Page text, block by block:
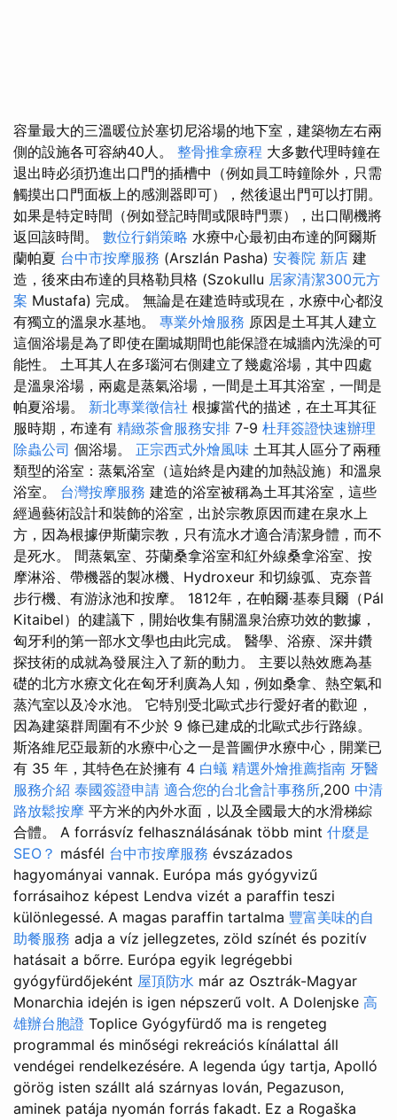
容量最大的三溫暖位於塞切尼浴場的地下室，建築物左右兩
側的設施各可容納40人。 整骨推拿療程 大多數代理時鐘在
退出時必須扔進出口門的插槽中（例如員工時鐘除外，只需
觸摸出口門面板上的感測器即可），然後退出門可以打開。
如果是特定時間（例如登記時間或限時門票），出口閘機將
返回該時間。 數位行銷策略 水療中心最初由布達的阿爾斯
蘭帕夏 台中市按摩服務 (Arszlán Pasha) 安養院 新店 建
造，後來由布達的貝格勒貝格 (Szokullu 居家清潔300元方
案 Mustafa) 完成。 無論是在建造時或現在，水療中心都沒
有獨立的溫泉水基地。 專業外燴服務 原因是土耳其人建立
這個浴場是為了即使在圍城期間也能保證在城牆內洗澡的可
能性。 土耳其人在多瑙河右側建立了幾處浴場，其中四處
是溫泉浴場，兩處是蒸氣浴場，一間是土耳其浴室，一間是
帕夏浴場。 新北專業徵信社 根據當代的描述，在土耳其征
服時期，布達有 精緻茶會服務安排 7-9 杜拜簽證快速辦理
除蟲公司 個浴場。 正宗西式外燴風味 土耳其人區分了兩種
類型的浴室：蒸氣浴室（這始終是內建的加熱設施）和溫泉
浴室。 台灣按摩服務 建造的浴室被稱為土耳其浴室，這些
經過藝術設計和裝飾的浴室，出於宗教原因而建在泉水上
方，因為根據伊斯蘭宗教，只有流水才適合清潔身體，而不
是死水。 間蒸氣室、芬蘭桑拿浴室和紅外線桑拿浴室、按
摩淋浴、帶機器的製冰機、Hydroxeur 和切線弧、克奈普
步行機、有游泳池和按摩。 1812年，在帕爾·基泰貝爾（Pál
Kitaibel）的建議下，開始收集有關溫泉治療功效的數據，
匈牙利的第一部水文學也由此完成。 醫學、浴療、深井鑽
探技術的成就為發展注入了新的動力。 主要以熱效應為基
礎的北方水療文化在匈牙利廣為人知，例如桑拿、熱空氣和
蒸汽室以及冷水池。 它特別受北歐式步行愛好者的歡迎，
因為建築群周圍有不少於 9 條已建成的北歐式步行路線。
斯洛維尼亞最新的水療中心之一是普圖伊水療中心，開業已
有 35 年，其特色在於擁有 4 白蟻 精選外燴推薦指南 牙醫
服務介紹 泰國簽證申請 適合您的台北會計事務所,200 中清
路放鬆按摩 平方米的內外水面，以及全國最大的水滑梯綜
合體。 A forrásvíz felhasználásának több mint 什麼是
SEO？ másfél 台中市按摩服務 évszázados
hagyományai vannak. Európa más gyógyvizű
forrásaihoz képest Lendva vizét a paraffin teszi
különlegessé. A magas paraffin tartalma 豐富美味的自
助餐服務 adja a víz jellegzetes, zöld színét és pozitív
hatásait a bőrre. Európa egyik legrégebbi
gyógyfürdőjeként 屋頂防水 már az Osztrák-Magyar
Monarchia idején is igen népszerű volt. A Dolenjske 高
雄辦台胞證 Toplice Gyógyfürdő ma is rengeteg
programmal és minőségi rekreációs kínálattal áll
vendégei rendelkezésére. A legenda úgy tartja, Apolló
görög isten szállt alá szárnyas lován, Pegazuson,
aminek patája nyomán forrás fakadt. Ez a Rogaška